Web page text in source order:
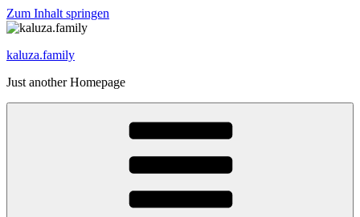
Zum Inhalt springen
kaluza.family
Just another Homepage